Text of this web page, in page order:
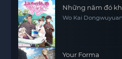
Những năm đó
Wo Kai
Your Forma